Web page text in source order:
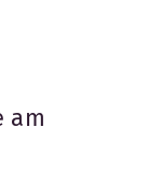
am